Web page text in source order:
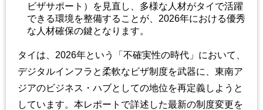
ビザサポート）を見直し、多様な人材がタイで活躍
できる環境を整備することが、2026年における優秀
な人材確保の鍵となります。
タイは、2026年という「不確実性の時代」において、
デジタルインフラと柔軟なビザ制度を武器に、東南ア
ジアのビジネス・ハブとしての地位を再定義しようと
しています。本レポートで詳述した最新の制度変更を